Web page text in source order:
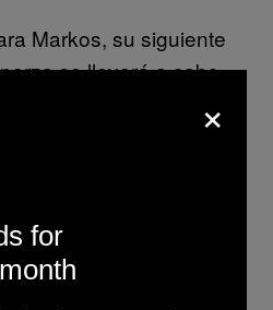
Markos, su siguiente
se llevará a cabo
y no tendrá que
la orden ejecutiva de×
for